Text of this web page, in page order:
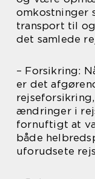
omkostninger
transport til
det samlede
– Forsikring:
er det
ændringer i
fornuftigt at
både
uforudsete